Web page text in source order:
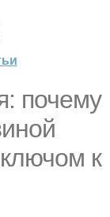
почему
к